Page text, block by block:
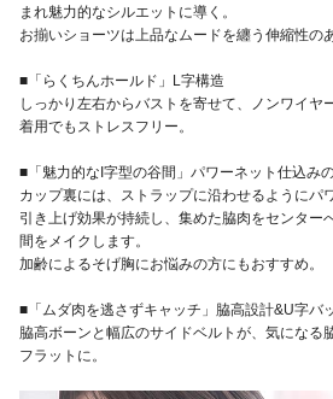
まれ魅力的なシルエットに導く。
お揃いショーツは上品なムードを纏う伸縮性の
■「らくちんホールド」L字構造
しっかり左右からバストを寄せて、ノンワイヤ
着用でもストレスフリー。
■「魅力的なI字型の谷間」パワーネット仕込み
カップ裏には、ストラップに沿わせるようにパ
引き上げ効果が持続し、集めた脇肉をセンター
間をメイクします。
加齢によるそげ胸にお悩みの方にもおすすめ。
■「ムダ肉を逃さずキャッチ」脇高設計&U字バ
脇高ボーンと幅広のサイドベルトが、気になる
フラットに。